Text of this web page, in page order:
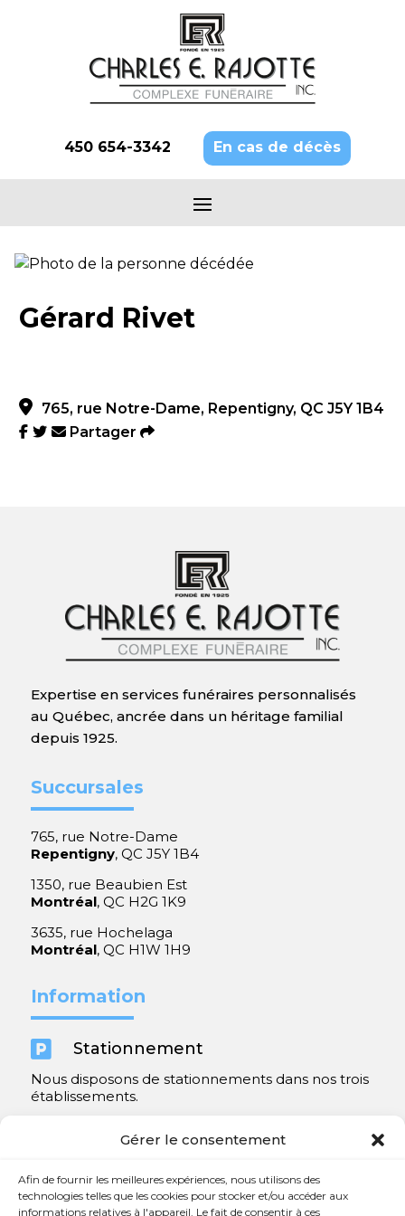
Gérer le consentement
Afin de fournir les meilleures expériences, nous utilisons des
technologies telles que les cookies pour stocker et/ou accéder aux
informations relatives à l'appareil. Le fait de consentir à ces
450 654-3342 En cas de décès
Gérard Rivet
765, rue Notre-Dame, Repentigny, QC J5Y 1B4
Partager
Expertise en services funéraires personnalisés
au Québec, ancrée dans un héritage familial
depuis 1925.
Succursales
765, rue Notre-Dame
Repentigny, QC J5Y 1B4
1350, rue Beaubien Est
Montréal, QC H2G 1K9
3635, rue Hochelaga
Montréal, QC H1W 1H9
Information
 Stationnement
Nous disposons de stationnements dans nos trois
établissements.
Contact